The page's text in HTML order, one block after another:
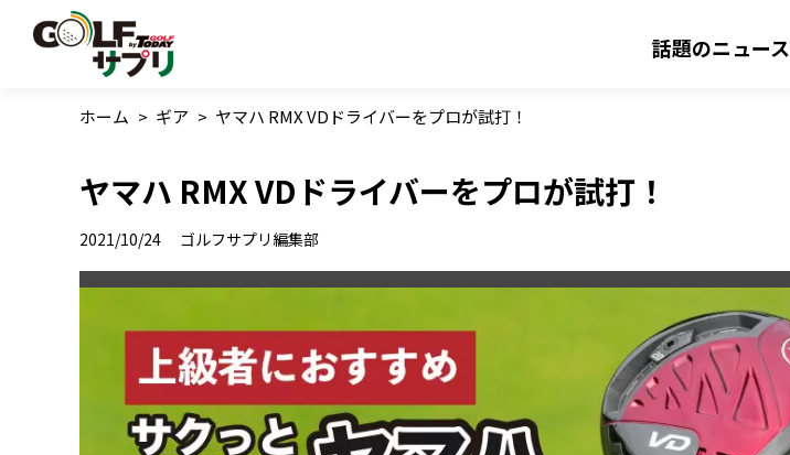
話題のニュース
ホーム > ギア > ヤマハ RMX VDドライバーをプロが試打！
ヤマハ RMX VDドライバーをプロが試打！
2021/10/24 ゴルフサプリ編集部